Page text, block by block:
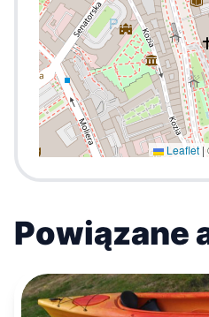
Leaflet |
Powiązane